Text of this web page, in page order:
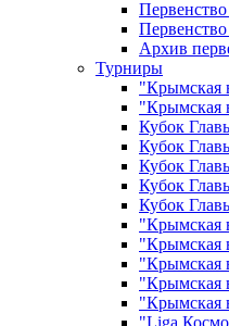
Архив
Турниры
"Крымская
"Крымская
Кубок
Кубок
Кубок
Кубок
Кубок
"Крымская
"Крымская
"Крымская
"Крымская
"Крымская
"Liga